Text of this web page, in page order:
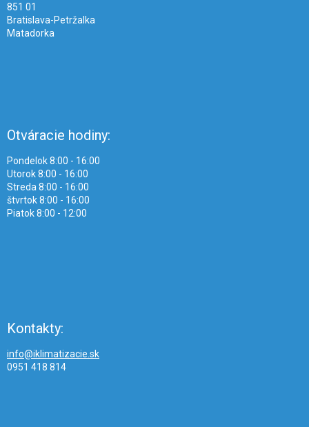
851 01
Bratislava-Petržalka
Matadorka
Otváracie hodiny:
Pondelok 8:00 - 16:00
Utorok 8:00 - 16:00
Streda 8:00 - 16:00
štvrtok 8:00 - 16:00
Piatok 8:00 - 12:00
Kontakty:
info@iklimatizacie.sk
0951 418 814